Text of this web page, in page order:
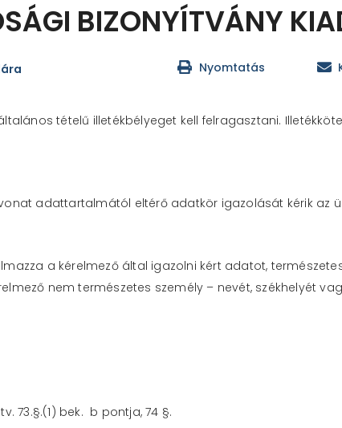
BIZONYÍTVÁNY
Nyomtatás
tételű illetékbélyeget kell felragasztani.
adattartalmától eltérő adatkör igazolását kérik az
a kérelmező által igazolni kért adatot,
nem természetes személy – nevét, székhelyét
73.§.(1) bek. b pontja, 74 §.